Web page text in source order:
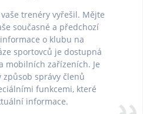
trenéry vyřešil. Mějte
současné a předchozí
o klubu na
sportovců je dostupná
mobilních zařízeních. Je
správy členů
funkcemi, které
informace.